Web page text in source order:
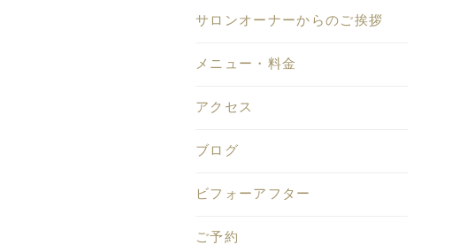
サロンオーナーからのご挨拶
メニュー・料金
アクセス
ブログ
ビフォーアフター
ご予約